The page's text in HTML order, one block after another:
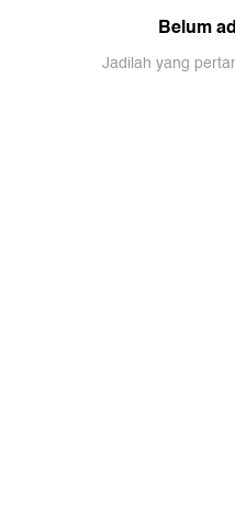
Belum
Jadilah yang